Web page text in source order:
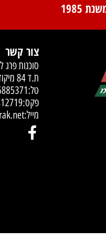
בהתאמה אישית
צור קשר
סוכנות פרג
08-6885371